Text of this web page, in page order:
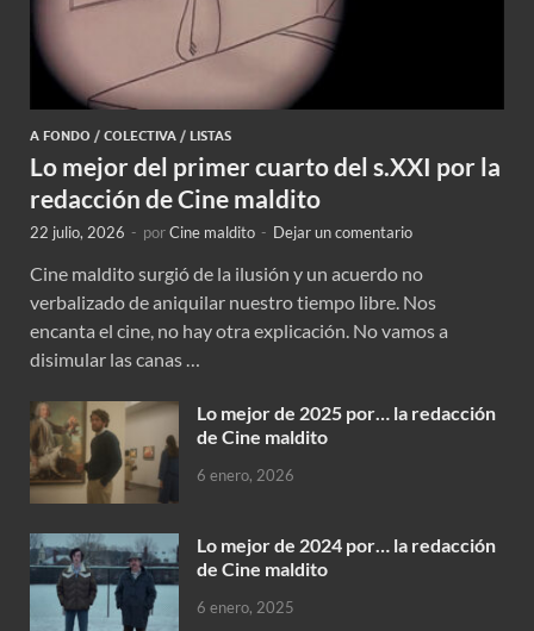
A FONDO / COLECTIVA / LISTAS
Lo mejor del primer cuarto del s.XXI por la
redacción de Cine maldito
22 julio, 2026 - porCine maldito - Dejar un comentario
Cine maldito surgió de la ilusión y un acuerdo no
verbalizado de aniquilar nuestro tiempo libre. Nos
encanta el cine, no hay otra explicación. No vamos a
disimular las canas …
Lo mejor de 2025 por… la redacción
de Cine maldito
6 enero, 2026
Lo mejor de 2024 por… la redacción
de Cine maldito
6 enero, 2025